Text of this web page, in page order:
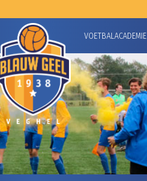
VOETBALACADEMIE